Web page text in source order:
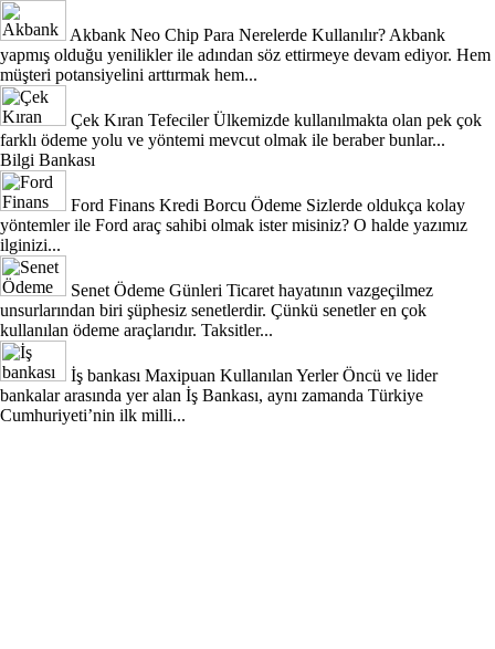
Akbank Neo Chip Para Nerelerde Kullanılır? Akbank
yapmış olduğu yenilikler ile adından söz ettirmeye devam ediyor. Hem
müşteri potansiyelini arttırmak hem...
Çek Kıran Tefeciler Ülkemizde kullanılmakta olan pek çok
farklı ödeme yolu ve yöntemi mevcut olmak ile beraber bunlar...
Bilgi Bankası
Ford Finans Kredi Borcu Ödeme Sizlerde oldukça kolay
yöntemler ile Ford araç sahibi olmak ister misiniz? O halde yazımız
ilginizi...
Senet Ödeme Günleri Ticaret hayatının vazgeçilmez
unsurlarından biri şüphesiz senetlerdir. Çünkü senetler en çok
kullanılan ödeme araçlarıdır. Taksitler...
İş bankası Maxipuan Kullanılan Yerler Öncü ve lider
bankalar arasında yer alan İş Bankası, aynı zamanda Türkiye
Cumhuriyeti’nin ilk milli...